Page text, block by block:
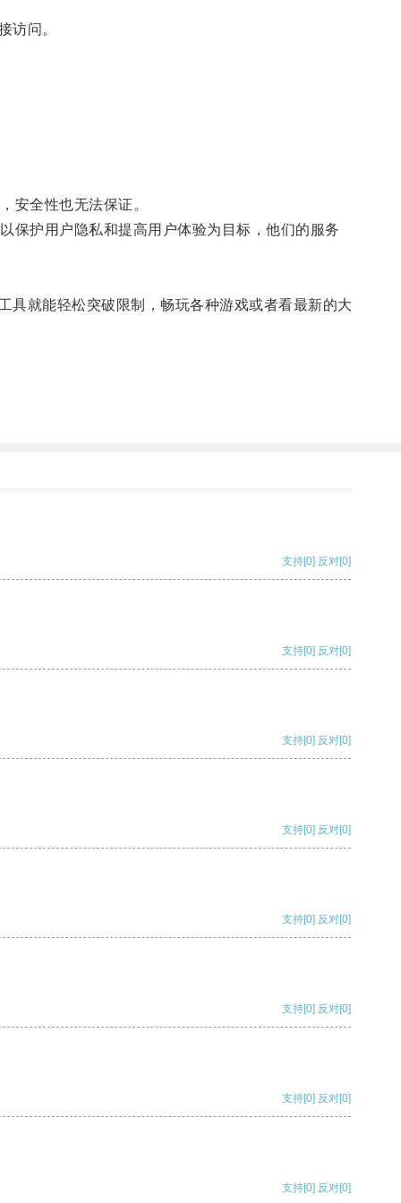
访问。
全性也无法保证。
护用户隐私和提高用户体验为目标，他们的服务
就能轻松突破限制，畅玩各种游戏或者看最新的大
支持[0] 反对[0]
支持[0] 反对[0]
支持[0] 反对[0]
支持[0] 反对[0]
支持[0] 反对[0]
支持[0] 反对[0]
支持[0] 反对[0]
支持[0] 反对[0]